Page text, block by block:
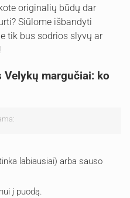
originalių būdų dar
Siūlome išbandyti
tik bus sodrios slyvų ar
margučiai: ko
labiausiai) arba sauso
į puodą.